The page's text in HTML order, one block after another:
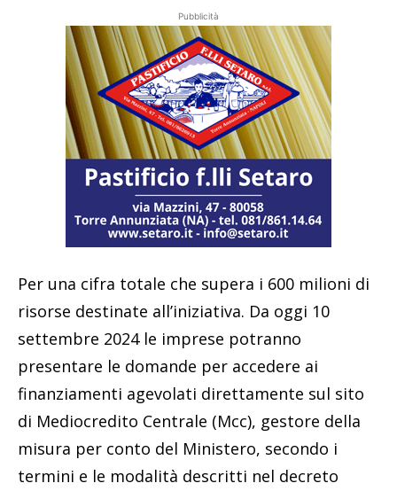
Pubblicità
Per una cifra totale che supera i 600 milioni di
risorse destinate all’iniziativa. Da oggi 10
settembre 2024 le imprese potranno
presentare le domande per accedere ai
finanziamenti agevolati direttamente sul sito
di Mediocredito Centrale (Mcc), gestore della
misura per conto del Ministero, secondo i
termini e le modalità descritti nel decreto